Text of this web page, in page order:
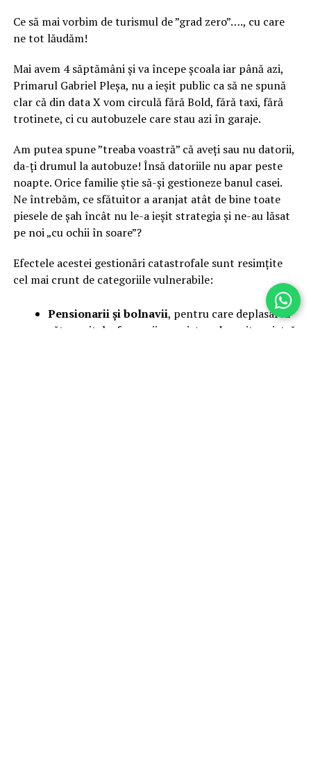
Ce să mai vorbim de turismul de ”grad zero”…., cu care
ne tot lăudăm!
Mai avem 4 săptămâni și va începe școala iar până azi,
Primarul Gabriel Pleșa, nu a ieșit public ca să ne spună
clar că din data X vom circulă fără Bold, fără taxi, fără
trotinete, ci cu autobuzele care stau azi în garaje.
Am putea spune ”treaba voastră” că aveți sau nu datorii,
da-ți drumul la autobuze! Însă datoriile nu apar peste
noapte. Orice familie știe să-și gestioneze banul casei.
Ne întrebăm, ce sfătuitor a aranjat atât de bine toate
piesele de șah încât nu le-a ieșit strategia și ne-au lăsat
pe noi „cu ochii în soare”?
Efectele acestei gestionări catastrofale sunt resimțite
cel mai crunt de categoriile vulnerabile:
Pensionarii și bolnavii, pentru care deplasarea
către spitale, farmacii sau piețe a devenit o piatră